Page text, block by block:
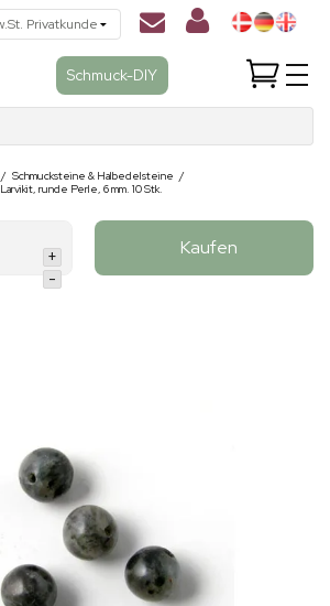
Schmuck-DIY
/ Schmucksteine & Halbedelsteine /
Larvikit, runde Perle, 6 mm. 10 Stk.
+
-
Kaufen